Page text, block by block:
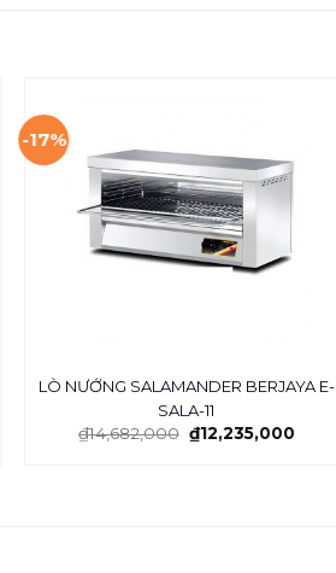
-17%
LÒ NƯỚNG SALAMANDER BERJAYA E-
SALA-11
₫14,682,000 ₫12,235,000